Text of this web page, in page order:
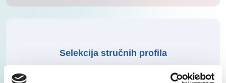
Selekcija stručnih profila